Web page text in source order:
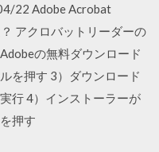
22 Adobe Acrobat
アクロバットリーダーの
の無料ダウンロード
を押す 3）ダウンロード
行 4）インストーラーが
押す